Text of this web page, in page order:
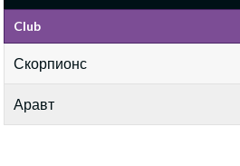
Club
Скорпионс
Аравт